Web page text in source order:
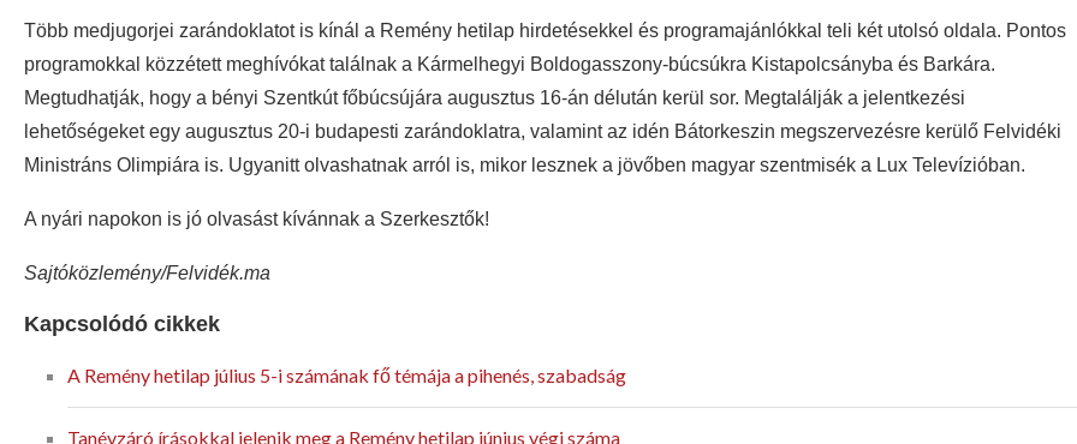
Több medjugorjei zarándoklatot is kínál a Remény hetilap hirdetésekkel és programajánlókkal teli két utolsó oldala. Pontos
programokkal közzétett meghívókat találnak a Kármelhegyi Boldogasszony-búcsúkra Kistapolcsányba és Barkára.
Megtudhatják, hogy a bényi Szentkút főbúcsújára augusztus 16-án délután kerül sor. Megtalálják a jelentkezési
lehetőségeket egy augusztus 20-i budapesti zarándoklatra, valamint az idén Bátorkeszin megszervezésre kerülő Felvidéki
Ministráns Olimpiára is. Ugyanitt olvashatnak arról is, mikor lesznek a jövőben magyar szentmisék a Lux Televízióban.
A nyári napokon is jó olvasást kívánnak a Szerkesztők!
Sajtóközlemény/Felvidék.ma
Kapcsolódó cikkek
A Remény hetilap július 5-i számának fő témája a pihenés, szabadság
Tanévzáró írásokkal jelenik meg a Remény hetilap június végi száma